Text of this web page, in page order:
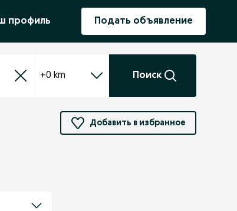
профиль Подать объявление
+0 km Поиск
Добавить в избранное